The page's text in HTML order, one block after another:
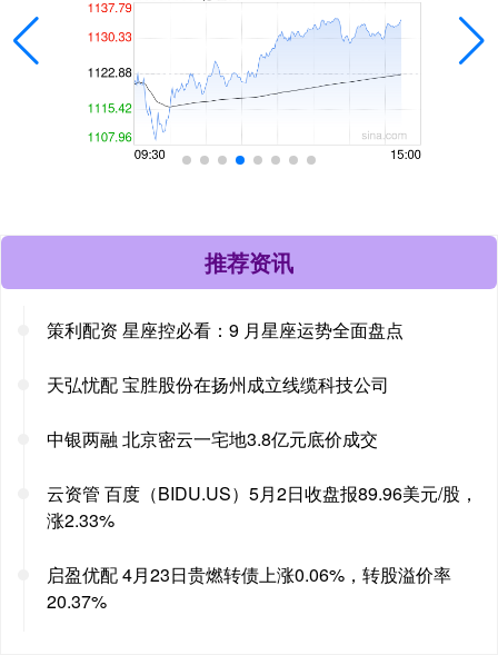
推荐资讯
策利配资 星座控必看：9 月星座运势全面盘点
天弘忧配 宝胜股份在扬州成立线缆科技公司
中银两融 北京密云一宅地3.8亿元底价成交
云资管 百度（BIDU.US）5月2日收盘报89.96美元/股，
涨2.33%
启盈优配 4月23日贵燃转债上涨0.06%，转股溢价率
20.37%